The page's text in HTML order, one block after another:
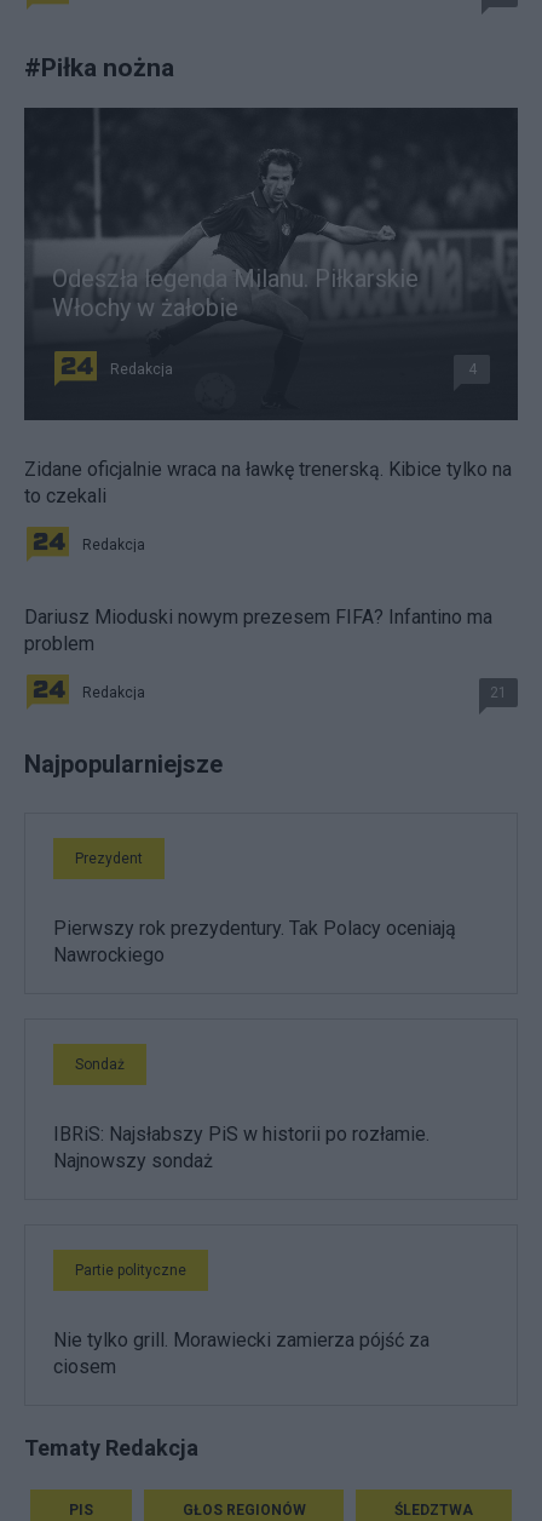
#Piłka nożna
Odeszła legenda Milanu. Piłkarskie
Włochy w żałobie
Redakcja 4
Zidane oficjalnie wraca na ławkę trenerską. Kibice tylko na
to czekali
Redakcja
Dariusz Mioduski nowym prezesem FIFA? Infantino ma
problem
Redakcja 21
Najpopularniejsze
Prezydent
Pierwszy rok prezydentury. Tak Polacy oceniają
Nawrockiego
Sondaż
IBRiS: Najsłabszy PiS w historii po rozłamie.
Najnowszy sondaż
Partie polityczne
Nie tylko grill. Morawiecki zamierza pójść za
ciosem
Tematy Redakcja
PIS GŁOS REGIONÓW ŚLEDZTWA